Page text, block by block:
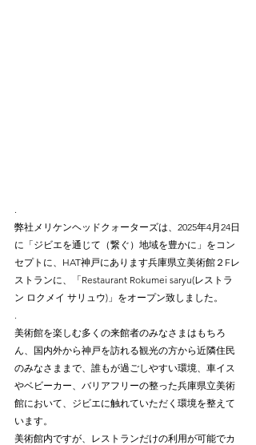
.⠀
弊社メリケンヘッドクォーターズは、2025年4月24日
に「ジビエを通じて（繋ぐ）地域を豊かに」をコン
セプトに、HAT神戸にあります兵庫県立美術館２Fレ
ストランに、「Restaurant Rokumei saryu(レストラ
ン ロクメイ サリュウ)」をオープン致しました。⠀
.⠀
美術館を楽しむ多くの来館者のみなさまはもちろ
ん、国内外から神戸を訪れる観光の方から近隣住民
のみなさままで、誰もが過ごしやすい環境、車イス
やベビーカー、バリアフリーの整った兵庫県立美術
館において、ジビエに触れていただく環境を整えて
います。⠀
美術館内ですが、レストランだけの利用が可能でカ